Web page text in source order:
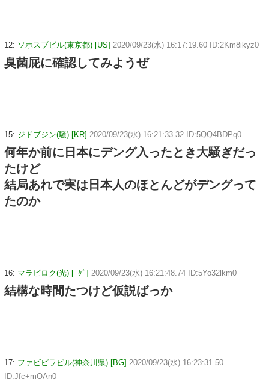
12: ソホスブビル(東京都) [US] 2020/09/23(水) 16:17:19.60 ID:2Km8ikyz0
臭菌屁に確認してみようぜ
15: ジドブジン(騒) [KR] 2020/09/23(水) 16:21:33.32 ID:5QQ4BDPq0
何年か前に日本にデング入ったとき大騒ぎだっ
たけど
結局あれで実は日本人のほとんどがデングって
たのか
16: マラビロク(光) [ﾆﾀﾞ] 2020/09/23(水) 16:21:48.74 ID:5Yo32lkm0
結構な時間たつけど仮説ばっか
17: ファビピラビル(神奈川県) [BG] 2020/09/23(水) 16:23:31.50
ID:Jfc+mOAn0